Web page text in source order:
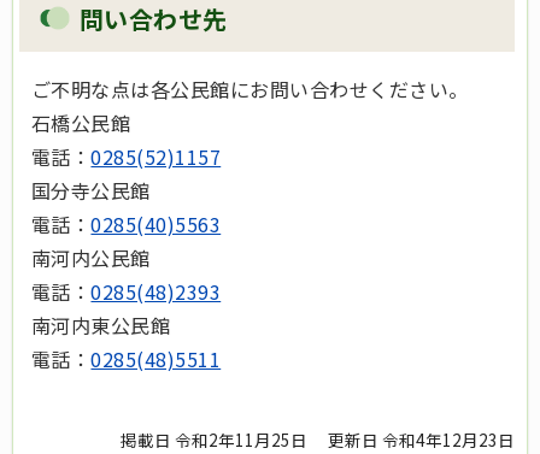
問い合わせ先
ご不明な点は各公民館にお問い合わせください。
石橋公民館
電話：0285(52)1157
国分寺公民館
電話：0285(40)5563
南河内公民館
電話：0285(48)2393
南河内東公民館
電話：0285(48)5511
掲載日 令和2年11月25日 更新日 令和4年12月23日